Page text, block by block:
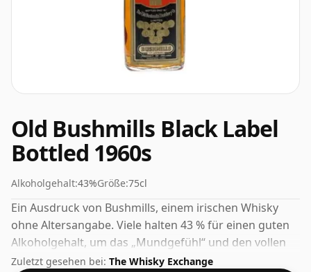
Old Bushmills Black Label
Bottled 1960s
Alkoholgehalt:43%Größe:75cl
Ein Ausdruck von Bushmills, einem irischen Whisky
ohne Altersangabe. Viele halten 43 % für einen guten
Alkoholgehalt, um das „Mundgefühl“ und den vollen
Geschmack von Whisky zu erleben.
Zuletzt gesehen bei: The Whisky Exchange